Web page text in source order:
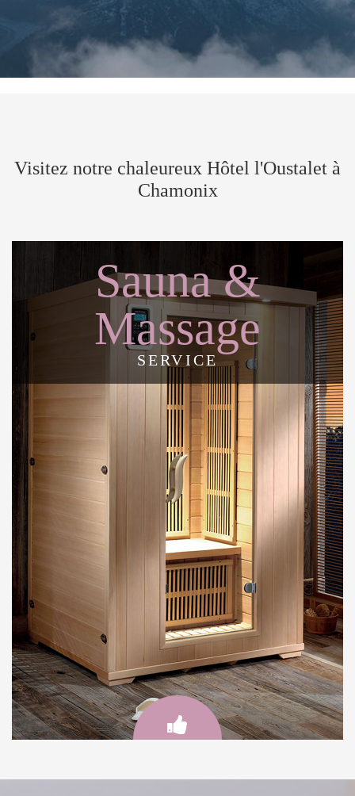
Visitez notre chaleureux Hôtel l'Oustalet à
Chamonix
Sauna &
Massage
SERVICE